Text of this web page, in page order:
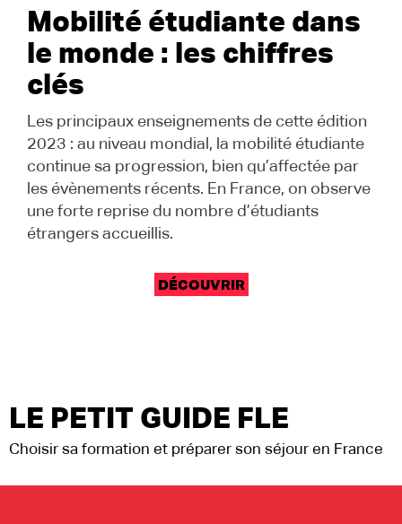
Mobilité étudiante dans
le monde : les chiffres
clés
Les principaux enseignements de cette édition
2023 : au niveau mondial, la mobilité étudiante
continue sa progression, bien qu’affectée par
les évènements récents. En France, on observe
une forte reprise du nombre d’étudiants
étrangers accueillis.
DÉCOUVRIR
LE PETIT GUIDE FLE
Choisir sa formation et préparer son séjour en France